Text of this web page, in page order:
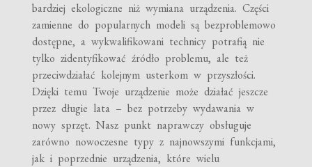
bardziej ekologiczne niż wymiana urządzenia. Części
zamienne do popularnych modeli są bezproblemowo
dostępne, a wykwalifikowani technicy potrafią nie
tylko zidentyfikować źródło problemu, ale też
przeciwdziałać kolejnym usterkom w przyszłości.
Dzięki temu Twoje urządzenie może działać jeszcze
przez długie lata – bez potrzeby wydawania w
nowy sprzęt. Nasz punkt naprawczy obsługuje
zarówno nowoczesne typy z najnowszymi funkcjami,
jak i poprzednie urządzenia, które wielu